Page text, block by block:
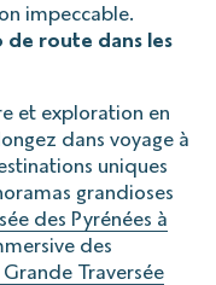
impeccable.
de route dans les
et exploration en
dans voyage à
uniques
grandioses
des Pyrénées à
des
Grande Traversée